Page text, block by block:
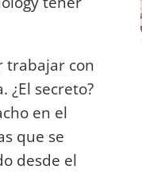
trabajar con
secreto?
en el
que se
desde el